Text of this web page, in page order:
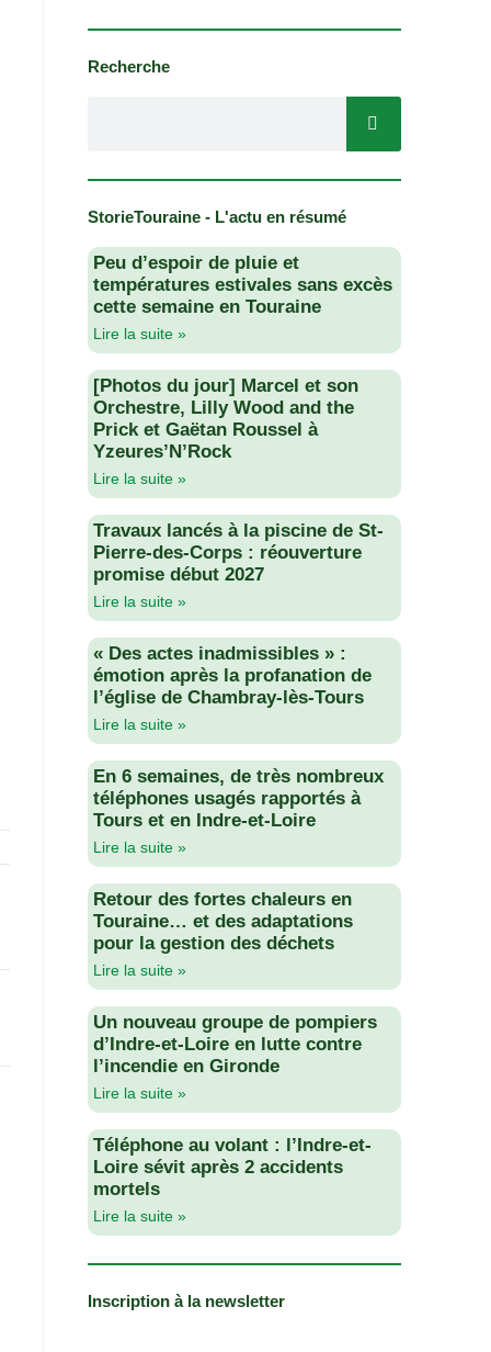
Recherche
StorieTouraine - L'actu en résumé
Peu d’espoir de pluie et
températures estivales sans excès
cette semaine en Touraine
Lire la suite »
[Photos du jour] Marcel et son
Orchestre, Lilly Wood and the
Prick et Gaëtan Roussel à
Yzeures’N’Rock
Lire la suite »
Travaux lancés à la piscine de St-
Pierre-des-Corps : réouverture
promise début 2027
Lire la suite »
« Des actes inadmissibles » :
émotion après la profanation de
l’église de Chambray-lès-Tours
Lire la suite »
En 6 semaines, de très nombreux
téléphones usagés rapportés à
Tours et en Indre-et-Loire
Lire la suite »
Retour des fortes chaleurs en
Touraine… et des adaptations
pour la gestion des déchets
Lire la suite »
Un nouveau groupe de pompiers
d’Indre-et-Loire en lutte contre
l’incendie en Gironde
Lire la suite »
Téléphone au volant : l’Indre-et-
Loire sévit après 2 accidents
mortels
Lire la suite »
Inscription à la newsletter